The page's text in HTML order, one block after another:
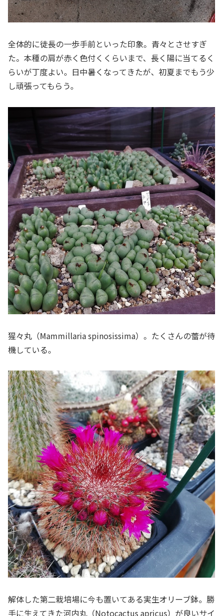
全体的に徒長の一歩手前といった印象。青々とさせすぎ
た。本種の肩が赤く色付くくらいまで、長く陽に当てるく
らいが丁度よい。日中暑くなってきたが、初夏までもう少
し頑張ってもらう。
猩々丸（Mammillaria spinosissima）。たくさんの蕾が待
機している。
解体した第二栽培場に今も置いてある実生オリーブ鉢。勝
手に生えてきた河内丸（Notocactus apricus）が良いサイ